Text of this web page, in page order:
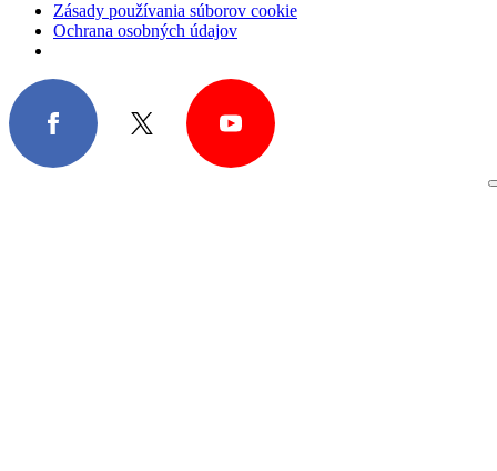
Zásady používania súborov cookie
Ochrana osobných údajov